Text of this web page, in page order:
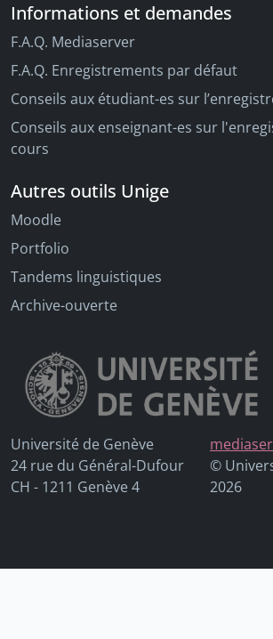
Informations et demandes
F.A.Q. Mediaserver
F.A.Q. Enregistrements par défaut
Conseils aux étudiant-es sur
Conseils aux enseignant-es sur
cours
Autres outils Unige
Moodle
Portfolio
Tandems linguistiques
Archive-ouverte
Université de Genève
24 rue du Général-Dufour
CH - 1211 Genève 4
©
2026